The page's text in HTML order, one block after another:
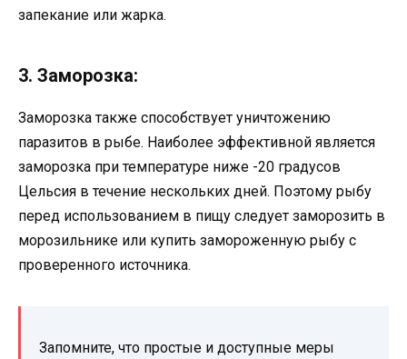
запекание или жарка.
3. Заморозка:
Заморозка также способствует уничтожению
паразитов в рыбе. Наиболее эффективной является
заморозка при температуре ниже -20 градусов
Цельсия в течение нескольких дней. Поэтому рыбу
перед использованием в пищу следует заморозить в
морозильнике или купить замороженную рыбу с
проверенного источника.
Запомните, что простые и доступные меры